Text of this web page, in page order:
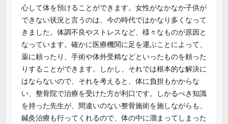
心して体を預けることができます。女性がなかなか子供が
できない状況と言うのは、今の時代ではかなり多くなって
きました。体調不良やストレスなど、様々なものが原因と
なっています。確かに医療機関に足を運ぶことによって、
薬に頼ったり、手術や体外受精などといったものを頼った
りすることができます。しかし、それでは根本的な解決に
はならないので、それを考えると、体に負担もかからな
い、整骨院で治療を受けた方が利口です。しかるべき知識
を持った先生が、間違いのない整骨施術を施しながらも、
鍼灸治療も行ってくれるので、体の中に溜まってしまった